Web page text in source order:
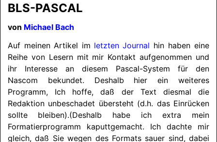
BLS-PASCAL
von Michael Bach
Auf meinen Artikel im letzten Journal hin haben eine
Reihe von Lesern mit mir Kontakt aufgenommen und
ihr Interesse an diesem Pascal-System für den
Nascom bekundet. Deshalb hier ein weiteres
Programm, Ich hoffe, daß der Text diesmal die
Redaktion unbeschadet übersteht (d.h. das Einrücken
sollte bleiben).(Deshalb habe ich extra mein
Formatierprogramm kaputtgemacht. Ich dachte mir
gleich, daß Sie wegen des Formats sauer sind, dabei